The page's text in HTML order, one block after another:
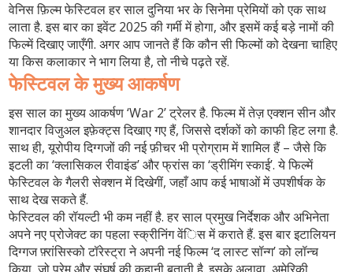
वेनिस फ़िल्म फेस्टिवल हर साल दुनिया भर के सिनेमा प्रेमियों को एक साथ
लाता है. इस बार का इवेंट 2025 की गर्मी में होगा, और इसमें कई बड़े नामों की
फिल्में दिखाए जाएँगी. अगर आप जानते हैं कि कौन सी फिल्मों को देखना चाहिए
या किस कलाकार ने भाग लिया है, तो नीचे पढ़ते रहें.
फेस्टिवल के मुख्य आकर्षण
इस साल का मुख्य आकर्षण ‘War 2’ ट्रेलर है. फिल्म में तेज़ एक्शन सीन और
शानदार विजुअल इफ़ेक्ट्स दिखाए गए हैं, जिससे दर्शकों को काफी हिट लगा है.
साथ ही, यूरोपीय दिग्गजों की नई फ़ीचर भी प्रोग्राम में शामिल हैं – जैसे कि
इटली का ‘क्लासिकल रीवाइंड’ और फ्रांस का ‘ड्रीमिंग स्काई’. ये फिल्में
फेस्टिवल के गैलरी सेक्शन में दिखेगीं, जहाँ आप कई भाषाओं में उपशीर्षक के
साथ देख सकते हैं.
फेस्टिवल की रॉयल्टी भी कम नहीं है. हर साल प्रमुख निर्देशक और अभिनेता
अपने नए प्रोजेक्ट का पहला स्क्रीनिंग वेंिस में कराते हैं. इस बार इटालियन
दिग्गज फ़्रांसिस्को टॉरेस्ट्रा ने अपनी नई फिल्म ‘द लास्ट सॉन्ग’ को लॉन्च